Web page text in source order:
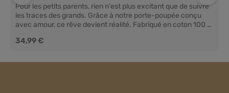
Pour les petits parents, rien n'est plus excitant que de suivre
les traces des grands. Grâce à notre porte-poupée conçu
avec amour, ce rêve devient réalité. Fabriqué en coton 100 %
sécurisé pour le jouet préféré de votre enfant. Les enfants
agréable que d'avoir son propre « bébé » – poupée ou
Prix régulier :
34,99 €